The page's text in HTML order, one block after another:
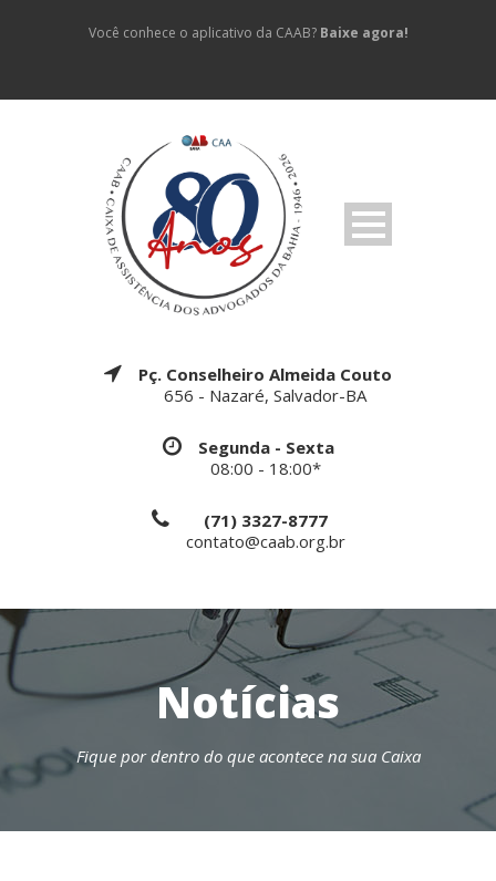
Você conhece o aplicativo da CAAB? Baixe agora!
Pç. Conselheiro Almeida Couto
656 - Nazaré, Salvador-BA
Segunda - Sexta
08:00 - 18:00*
(71) 3327-8777
contato@caab.org.br
Notícias
Fique por dentro do que acontece na sua Caixa